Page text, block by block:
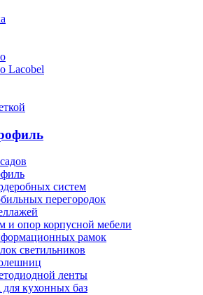
Lacobel
систем
перегородок
и опор корпусной мебели
рамок
светильников
ленты
кухонных баз